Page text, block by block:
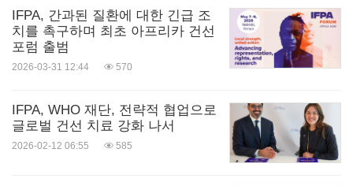
IFPA, 간과된 질환에 대한 긴급 조
치를 촉구하며 최초 아프리카 건선
포럼 출범
2026-03-31 12:44 570
IFPA, WHO 재단, 전략적 협업으로
글로벌 건선 치료 강화 나서
2026-02-12 06:55 585